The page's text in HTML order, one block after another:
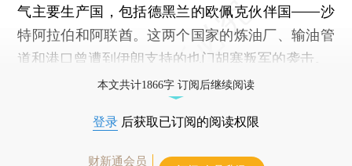
气主要生产国，包括德黑兰的欧佩克伙伴国——沙
特阿拉伯和阿联酋。这两个国家的炼油厂、输油管
道和港口曾遭到伊朗支持的也门胡塞叛军的袭击。
本文共计1866字 订阅后继续阅读
登录 后获取已订阅的阅读权限
财新通会员